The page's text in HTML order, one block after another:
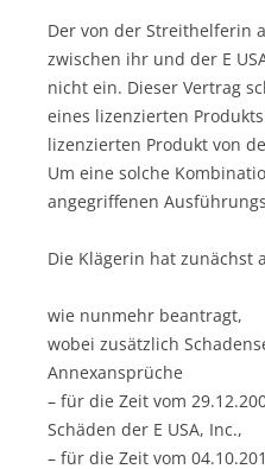
Der von der Streithelferin
zwischen ihr und der E
nicht ein. Dieser Vertrag
eines lizenzierten
lizenzierten Produkt von
Um eine solche
angegriffenen
Die Klägerin hat zunächst
wie nunmehr beantragt,
wobei zusätzlich
Annexansprüche
– für die Zeit vom
Schäden der E USA, Inc.,
– für die Zeit vom